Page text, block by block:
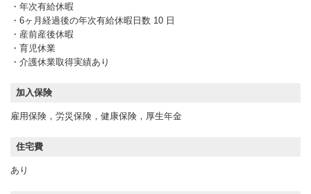
・年次有給休暇
・6ヶ月経過後の年次有給休暇日数 10 日
・産前産後休暇
・育児休業
・介護休業取得実績あり
加入保険
雇用保険，労災保険，健康保険，厚生年金
住宅費
あり